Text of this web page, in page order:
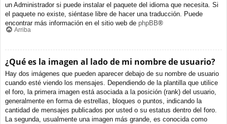
un Administrador si puede instalar el paquete del idioma que necesita. Si
el paquete no existe, siéntase libre de hacer una traducción. Puede
encontrar más información en el sitio web de phpBB®
Arriba
¿Qué es la imagen al lado de mi nombre de usuario?
Hay dos imágenes que pueden aparecer debajo de su nombre de usuario
cuando esté viendo los mensajes. Dependiendo de la plantilla que utilice
el foro, la primera imagen está asociada a la posición (rank) del usuario,
generalmente en forma de estrellas, bloques o puntos, indicando la
cantidad de mensajes publicados por usted o su estatus dentro del foro.
La segunda, usualmente una imagen más grande, es conocida como